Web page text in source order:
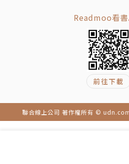
軟領科技（SoftChef）創辦
Readmoo看
前往下載
聯合線上公司 著作權所有 ©